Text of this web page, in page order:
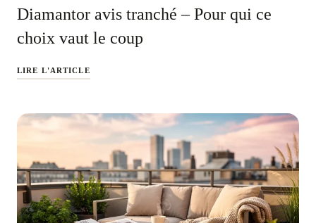
Diamantor avis tranché – Pour qui ce
choix vaut le coup
LIRE L'ARTICLE